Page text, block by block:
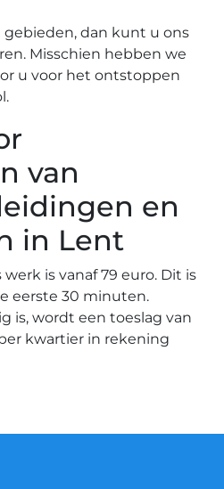
dan kunt u ons
Misschien hebben we
u voor het ontstoppen
van
en
in Lent
is vanaf 79 euro. Dit is
eerste 30 minuten.
is, wordt een toeslag van
kwartier in rekening